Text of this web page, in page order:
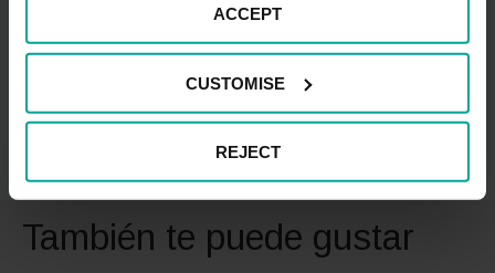
ACCEPT
CUSTOMISE
REJECT
ahorrar en las facturas de suministros.
También te puede gustar